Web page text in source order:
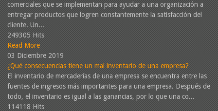
comerciales que se implementan para ayudar a una organización a
entregar productos que logren constantemente la satisfacción del
cliente. Un...
249305 Hits
Read More
03 Diciembre 2019
¿Qué consecuencias tiene un mal inventario de una empresa?
El inventario de mercaderías de una empresa se encuentra entre las
fuentes de ingresos más importantes para una empresa. Después de
todo, el inventario es igual a las ganancias, por lo que una co...
114118 Hits